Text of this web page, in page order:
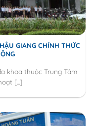
GIANG CHÍNH THỨC
khoa thuộc Trung Tâm
[...]